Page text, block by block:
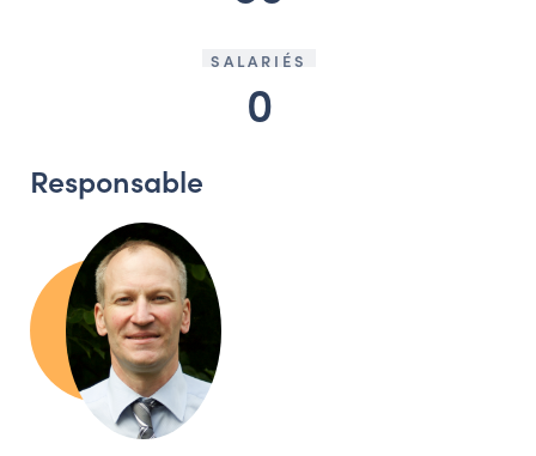
SALARIÉS
0
Responsable